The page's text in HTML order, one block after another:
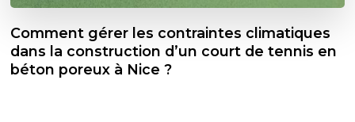
Comment gérer les contraintes climatiques
dans la construction d’un court de tennis en
béton poreux à Nice ?